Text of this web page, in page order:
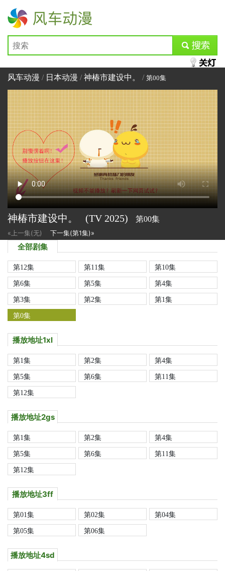
风车动漫
submit
风车动漫 / 日本动漫 /神椿市建设中。 / 第00集
神椿市建设中。 (TV 2025) 第00集
«上一集(无) 下一集(第1集)»
全部剧集
第12集 第11集
第10集
第6集
第5集
第4集
第3集
第2集
第1集
第0集
播放地址1xl
第1集 第2集
第4集
第5集
第6集
第11集
第12集
播放地址2gs
第1集 第2集
第4集
第5集
第6集
第11集
第12集
播放地址3ff
第01集 第02集
第04集
第05集
第06集
播放地址4sd